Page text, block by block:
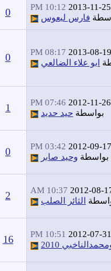
2013-11-25
10:12 PM
فارس لبعوس 0
2013-08-19
08:17 PM
ابو علاء الضالعي 0
2012-11-26
07:46 PM
بواسطة حيد حديد 1
2012-09-17
03:42 PM
بواسطة وحيد صابر 0
2012-08-
10:37 AM
الثائر الصلب 2
2012-07-31
10:51 PM
2010
16